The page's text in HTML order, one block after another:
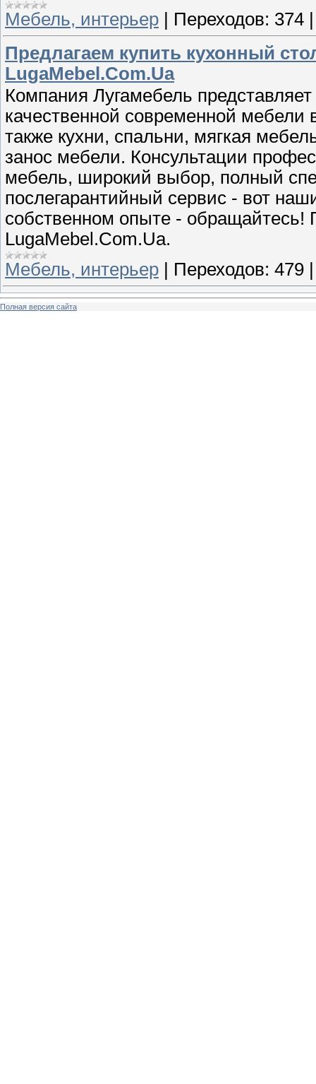
Мебель, интерьер
Переходов: 374
Предлагаем купить кухонный
LugaMebel.Com.Ua
Компания Лугамебель
качественной современной
также кухни, спальни, мягкая
занос мебели. Консультации
мебель, широкий выбор, полный
послегарантийный сервис - вот
собственном опыте -
LugaMebel.Com.Ua.
Мебель, интерьер | Переходов: 479
Полная версия сайта